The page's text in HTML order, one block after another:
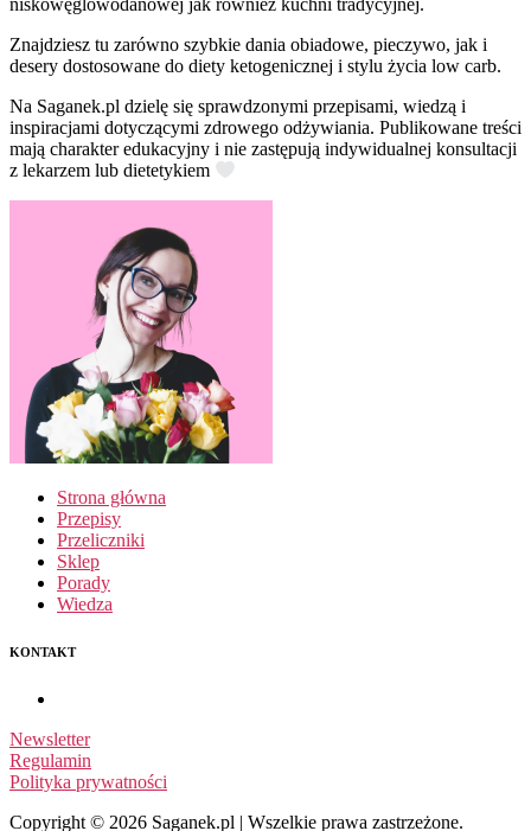
niskowęglowodanowej jak również kuchni tradycyjnej.
Znajdziesz tu zarówno szybkie dania obiadowe, pieczywo, jak i
desery dostosowane do diety ketogenicznej i stylu życia low carb.
Na Saganek.pl dzielę się sprawdzonymi przepisami, wiedzą i
inspiracjami dotyczącymi zdrowego odżywiania. Publikowane treści
mają charakter edukacyjny i nie zastępują indywidualnej konsultacji
z lekarzem lub dietetykiem
Strona główna
Przepisy
Przeliczniki
Sklep
Porady
Wiedza
KONTAKT
Newsletter
Regulamin
Polityka prywatności
Copyright © 2026 Saganek.pl | Wszelkie prawa zastrzeżone.